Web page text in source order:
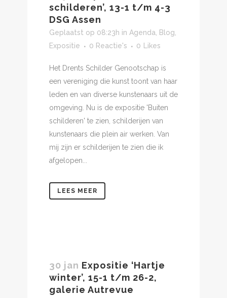
schilderen’, 13-1 t/m 4-3
DSG Assen
Geplaatst op 08:23h in Agenda Blog
Expositie
0 Reactie's 0 Likes
Het Drents Schilder Genootschap is
een vereniging die kunst toont van haar
leden en van diverse kunstenaars uit de
omgeving. Nu is de expositie 'Buiten
schilderen' te zien, schilderijen van
kunstenaars die plein air werken. Van
mij zijn er schilderijen te zien die ik
afgelopen...
LEES MEER
30 jan Expositie ‘Hartje
winter’, 15-1 t/m 26-2,
galerie Autrevue